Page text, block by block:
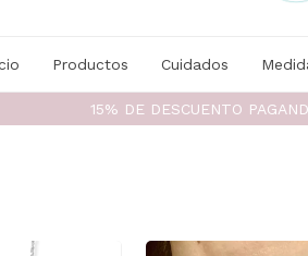
15% DE DESCUENTO
Productos Cuidados